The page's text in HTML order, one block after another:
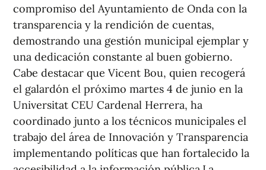
compromiso del Ayuntamiento de Onda con la
transparencia y la rendición de cuentas,
demostrando una gestión municipal ejemplar y
una dedicación constante al buen gobierno.
Cabe destacar que Vicent Bou, quien recogerá
el galardón el próximo martes 4 de junio en la
Universitat CEU Cardenal Herrera, ha
coordinado junto a los técnicos municipales el
trabajo del área de Innovación y Transparencia
implementando políticas que han fortalecido la